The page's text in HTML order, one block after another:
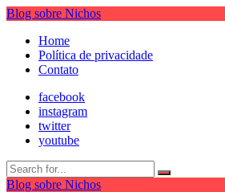
Blog sobre Nichos
Home
Política de privacidade
Contato
facebook
instagram
twitter
youtube
Blog sobre Nichos